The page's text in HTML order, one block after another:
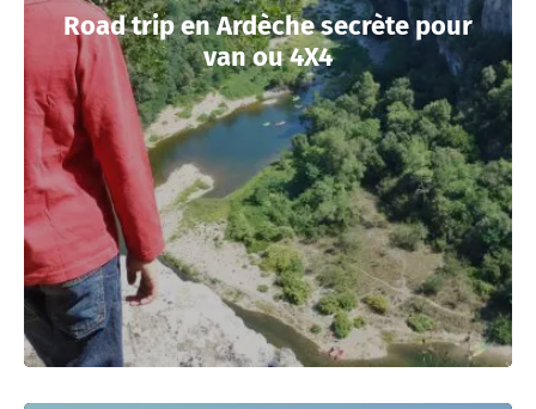
Road trip en Ardèche secrète pour
van ou 4X4